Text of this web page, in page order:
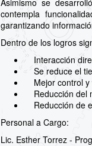
contempla
garantizando
Dentro de los logros
Interacción
Se reduce el
Mejor control y
Reducción del
Reducción de
Personal a Cargo:
Lic. Esther Torrez -